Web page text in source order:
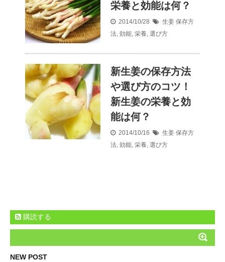
栄養と効能は何？
2014/10/28 生姜 保存方
法, 効能, 栄養, 選び方
新生姜の保存方法
や選び方のコツ！
新生姜の栄養と効
能は何？
2014/10/16 生姜 保存方
法, 効能, 栄養, 選び方
購読する
NEW POST